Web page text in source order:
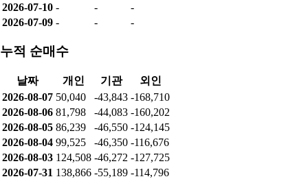
2026-07-10 - -
-
2026-07-09 - - -
누적 순매수
날짜 개인 기관
외인
2026-08-07 50,040 -43,843 -168,710
2026-08-06 81,798 -44,083 -160,202
2026-08-05 86,239 -46,550 -124,145
2026-08-04 99,525 -46,350 -116,676
2026-08-03 124,508 -46,272 -127,725
2026-07-31 138,866 -55,189 -114,796